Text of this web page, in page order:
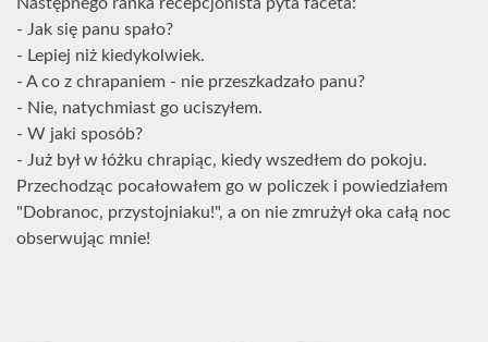
- Jak się panu spało?
- Lepiej niż kiedykolwiek.
- A co z chrapaniem - nie przeszkadzało panu?
- Nie, natychmiast go uciszyłem.
- W jaki sposób?
- Już był w łóżku chrapiąc, kiedy wszedłem do pokoju.
Przechodząc pocałowałem go w policzek i powiedziałem
"Dobranoc, przystojniaku!", a on nie zmrużył oka całą noc
obserwując mnie!